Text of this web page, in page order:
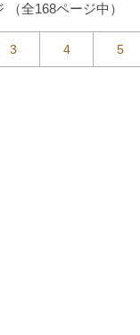
（全168ページ中）
3 4 5